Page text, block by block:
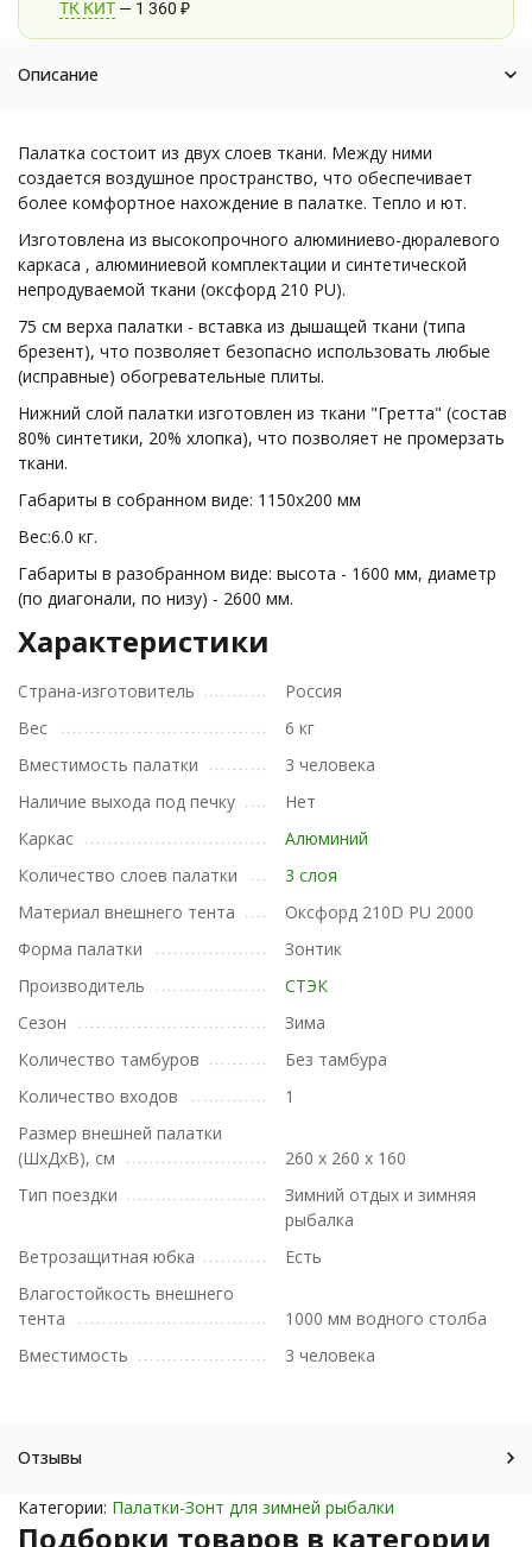
ТК КИТ 1 360 ₽
Описание
Палатка состоит из двух слоев ткани. Между ними
создается воздушное пространство, что обеспечивает
более комфортное нахождение в палатке. Тепло и ют.
Изготовлена из высокопрочного алюминиево-дюралевого
каркаса , алюминиевой комплектации и синтетической
непродуваемой ткани (оксфорд 210 PU).
75 см верха палатки - вставка из дышащей ткани (типа
брезент), что позволяет безопасно использовать любые
(исправные) обогревательные плиты.
Нижний слой палатки изготовлен из ткани "Гретта" (состав
80% синтетики, 20% хлопка), что позволяет не промерзать
ткани.
Габариты в собранном виде: 1150х200 мм
Вес:6.0 кг.
Габариты в разобранном виде: высота - 1600 мм, диаметр
(по диагонали, по низу) - 2600 мм.
Характеристики
Страна-изготовитель
Россия
Вес
6 кг
Вместимость палатки
3 человека
Наличие выхода под печку
Нет
Каркас
Алюминий
Количество слоев палатки
3 слоя
Материал внешнего тента
Оксфорд 210D PU 2000
Форма палатки
Зонтик
Производитель
СТЭК
Сезон
Зима
Количество тамбуров
Без тамбура
Количество входов
1
Размер внешней палатки
(ШxДxВ), см
260 х 260 х 160
Тип поездки
Зимний отдых и зимняя
рыбалка
Ветрозащитная юбка
Есть
Влагостойкость внешнего
тента
1000 мм водного столба
Вместимость
3 человека
Отзывы
Категории: Палатки-Зонт для зимней рыбалки
Подборки товаров в категории